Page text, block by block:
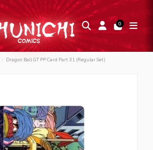
0
Dragon Ball GT PP Card Part 31 (Regular Set)